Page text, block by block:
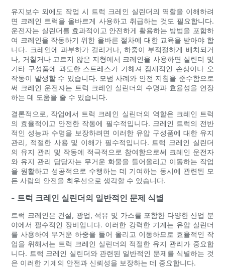
유지보수 외에도 작업 시 트럭 크레인 실린더의 역할을 이해하려
면 크레인 트럭을 올바르게 사용하고 취급하는 것도 필요합니다.
운전자는 실린더를 효과적이고 안전하게 활용하는 방법을 포함하
여 크레인을 작동하기 위한 올바른 절차에 대한 교육을 받아야 합
니다. 크레인에 과부하가 걸리거나, 하중이 부적절하게 배치되거
나, 거칠거나 고르지 않은 지형에서 크레인을 사용하면 실린더 및
기타 구성품에 과도한 스트레스가 가해져 잠재적인 손상이나 오
작동이 발생할 수 있습니다. 모범 사례와 안전 지침을 준수함으로
써 크레인 운전자는 트럭 크레인 실린더의 수명과 효율성을 연장
하는 데 도움을 줄 수 있습니다.
결론적으로, 작업에서 트럭 크레인 실린더의 역할은 크레인 트럭
의 효율적이고 안전한 작동에 필수적입니다. 크레인 트럭의 전반
적인 성능과 수명을 보장하려면 이러한 유압 구성품에 대한 유지
관리, 적절한 사용 및 이해가 필수적입니다. 트럭 크레인 실린더
의 유지 관리 및 작동에 적극적으로 참여함으로써 크레인 운전자
와 유지 관리 담당자는 무거운 화물을 들어올리고 이동하는 작업
을 원활하고 성공적으로 수행하는 데 기여하는 동시에 관련된 모
든 사람의 안전을 최우선으로 생각할 수 있습니다.
- 트럭 크레인 실린더의 일반적인 문제 식별
트럭 크레인은 건설, 광업, 석유 및 가스를 포함한 다양한 산업 분
야에서 필수적인 장비입니다. 이러한 강력한 기계는 유압 실린더
를 사용하여 무거운 하중을 들어 올리고 이동하므로 효율적인 작
업을 위해서는 트럭 크레인 실린더의 적절한 유지 관리가 중요합
니다. 트럭 크레인 실린더와 관련된 일반적인 문제를 식별하는 것
은 이러한 기계의 안전과 신뢰성을 보장하는 데 중요합니다.